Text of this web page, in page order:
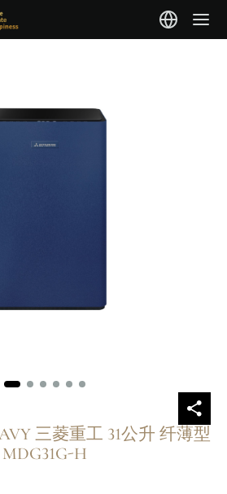
三菱重工 31公升 纤薄型
H